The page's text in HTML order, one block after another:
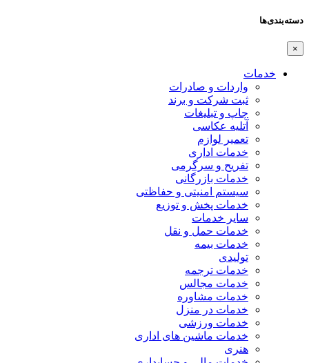
دسته‌بندی‌ها
×
خدمات
واردات و صادرات
ثبت شرکت و برند
چاپ و تبلیغات
آتلیه عکاسی
تعمیر لوازم
خدمات اداری
تفریح و سرگرمی
خدمات بازرگانی
سیستم امنیتی و حفاظتی
خدمات پخش و توزیع
سایر خدمات
خدمات حمل و نقل
خدمات بیمه
تولیدی
خدمات ترجمه
خدمات مجالس
خدمات مشاوره
خدمات در منزل
خدمات ورزشی
خدمات ماشین های اداری
هنری